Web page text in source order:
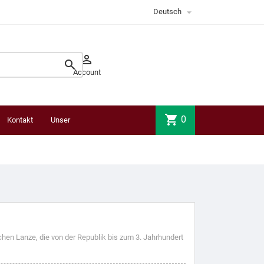
Deutsch 
 
Account
Kontakt Unser shopping_cart 0
Lanze, die von der Republik bis zum 3. Jahrhundert